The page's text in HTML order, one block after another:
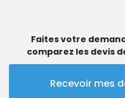
Faites votre
comparez les devis
Recevoir mes